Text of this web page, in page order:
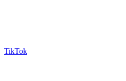
TikTok